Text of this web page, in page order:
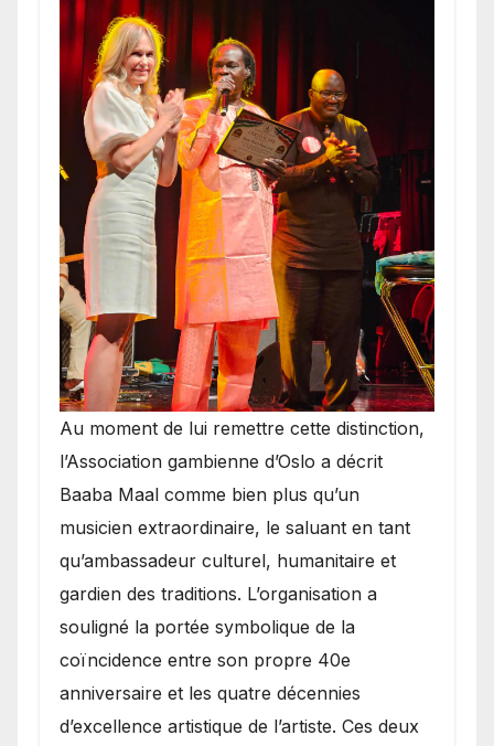
​Au moment de lui remettre cette distinction,
l’Association gambienne d’Oslo a décrit
Baaba Maal comme bien plus qu’un
musicien extraordinaire, le saluant en tant
qu’ambassadeur culturel, humanitaire et
gardien des traditions. L’organisation a
souligné la portée symbolique de la
coïncidence entre son propre 40e
anniversaire et les quatre décennies
d’excellence artistique de l’artiste. Ces deux